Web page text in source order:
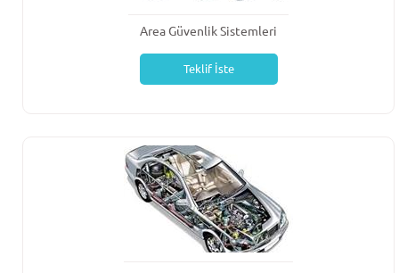
Area Güvenlik Sistemleri
Teklif İste